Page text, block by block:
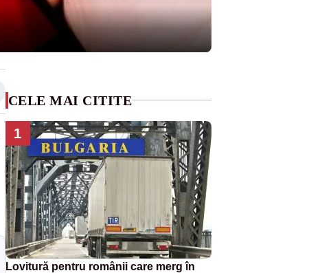
CELE MAI CITITE
1
Lovitură pentru românii care merg în